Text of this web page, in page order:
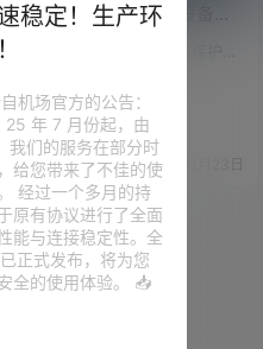
IEPL专线机场！不限设备
TVB、迪斯尼、HBO等流媒
体和OpenAI!
息的壁垒而沾沾自喜，殊不知打
破的只是用来保护我们的网络屏
障。 因为在这片区域真的存在很
多误导性的言论——来自各个利
益集团（国家）会对我们进行疯
狂的洗脑！它们 往往喜欢以平
等、自由、人权等旗号自称，但
仔细想想，真的是这样吗？它们
会运用舆论或热点新闻来点爆
你，让你思维的爆炸，它们 会结
14.5k 0
V2raySSR综合网 22年1月23日
稳定！生产环
机场官方的公告：
25 年 7 月份起，由
我们的服务在部分时
给您带来了不佳的使
经过一个多月的持
原有协议进行了全面
能与连接稳定性。全
正式发布，将为您
全的使用体验。 📥